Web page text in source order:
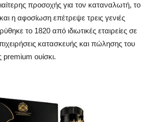
προσοχής για τον καταναλωτή, το
η αφοσίωση επέτρεψε τρεις γενιές
το 1820 από ιδιωτικές εταιρείες σε
κατασκευής και πώλησης του
ουίσκι.